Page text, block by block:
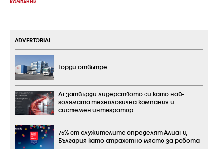
КОМПАНИИ
ADVERTORIAL
Горди отвътре
А1 затвърди лидерството си като най-
голямата технологична компания и
системен интегратор
75% от служителите определят Алианц
България като страхотно място за работа